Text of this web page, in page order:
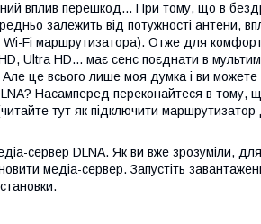
вплив перешкод... При тому, що в
залежить від потужності антени,
Fi маршрутизатора). Отже для
Ultra HD... має сенс поєднати в
Але це всього лише моя думка і ви
Насамперед переконайтеся в тому,
тут як підключити маршрутизатор
сервер DLNA. Як ви вже зрозуміли,
медіа-сервер. Запустіть